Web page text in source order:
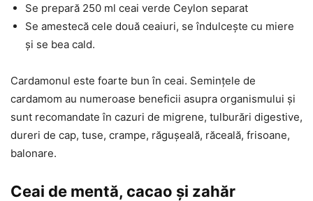
Se prepară 250 ml ceai verde Ceylon separat
Se amestecă cele două ceaiuri, se îndulcește cu miere
și se bea cald.
Cardamonul este foarte bun în ceai. Semințele de
cardamom au numeroase beneficii asupra organismului și
sunt recomandate în cazuri de migrene, tulburări digestive,
dureri de cap, tuse, crampe, răgușeală, răceală, frisoane,
balonare.
Ceai de mentă, cacao și zahăr